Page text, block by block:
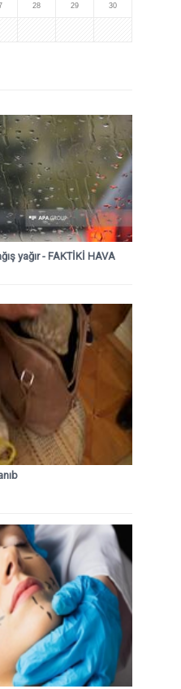
28 29 30
yağır - FAKTİKİ HAVA